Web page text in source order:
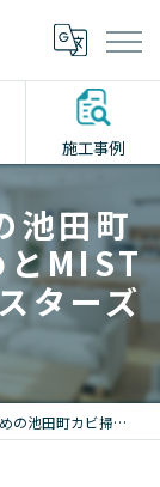
施工事例
池田町
とMIST
ターズ
とMIST工法®ガイド｜カビバスターズ岐阜